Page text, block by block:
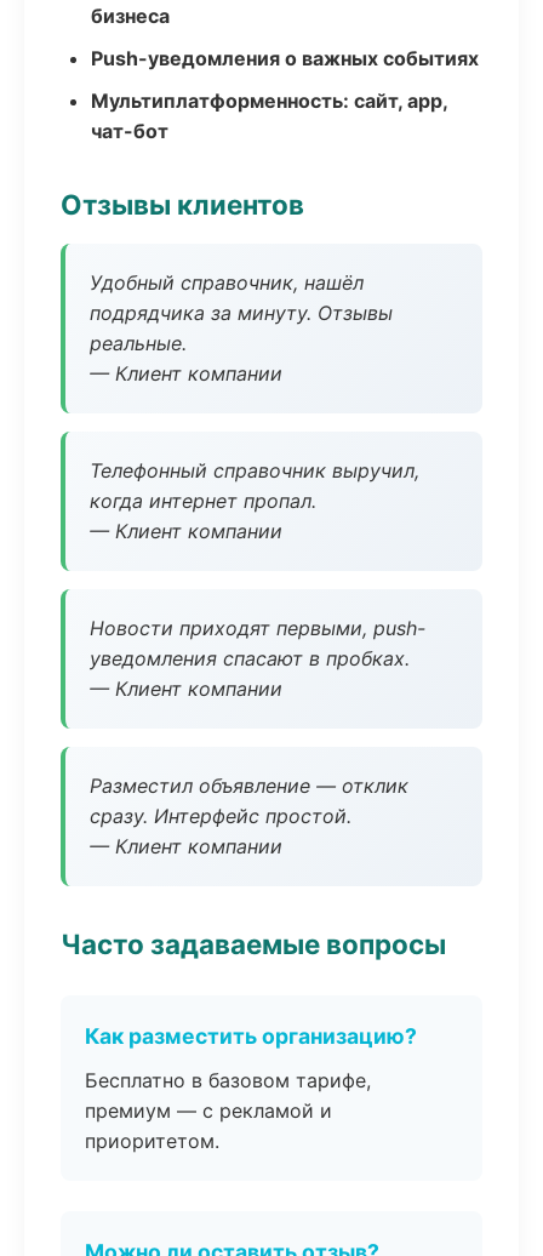
бизнеса
Push-уведомления о важных событиях
Мультиплатформенность: сайт, app,
чат-бот
Отзывы клиентов
Удобный справочник, нашёл
подрядчика за минуту. Отзывы
реальные.
— Клиент компании
Телефонный справочник выручил,
когда интернет пропал.
— Клиент компании
Новости приходят первыми, push-
уведомления спасают в пробках.
— Клиент компании
Разместил объявление — отклик
сразу. Интерфейс простой.
— Клиент компании
Часто задаваемые вопросы
Как разместить организацию?
Бесплатно в базовом тарифе,
премиум — с рекламой и
приоритетом.